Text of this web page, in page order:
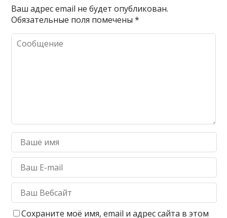
Ваш адрес email не будет опубликован.
Обязательные поля помечены*
Сохраните моё имя, email и адрес сайта в этом